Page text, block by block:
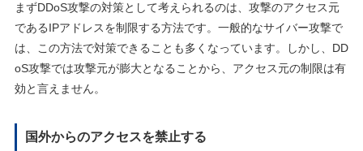
まずDDoS攻撃の対策として考えられるのは、攻撃のアクセス元
であるIPアドレスを制限する方法です。一般的なサイバー攻撃で
は、この方法で対策できることも多くなっています。しかし、DD
oS攻撃では攻撃元が膨大となることから、アクセス元の制限は有
効と言えません。
国外からのアクセスを禁止する